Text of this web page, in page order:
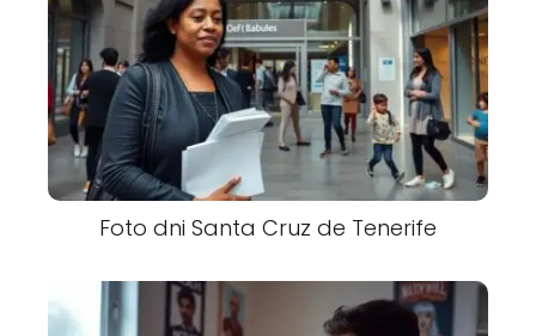
Foto dni Santa Cruz de Tenerife